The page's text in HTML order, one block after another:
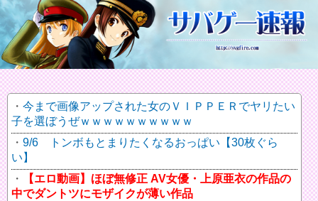
今まで画像アップされた女のＶＩＰＰＥＲでヤリたい
子を選ぼうぜｗｗｗｗｗｗｗｗｗｗ
9/6 トンボもとまりたくなるおっぱい【30枚ぐら
い】
【エロ動画】ほぼ無修正 AV女優・上原亜衣の作品の
中でダントツにモザイクが薄い作品